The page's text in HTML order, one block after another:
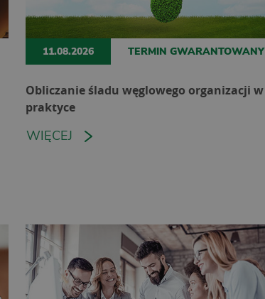
11.08.2026 TERMIN GWARANTOWANY
Obliczanie śladu węglowego organizacji w
praktyce
WIĘCEJ